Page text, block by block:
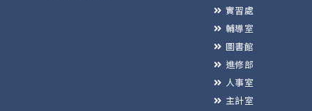
實習處
輔導室
圖書館
進修部
人事室
主計室